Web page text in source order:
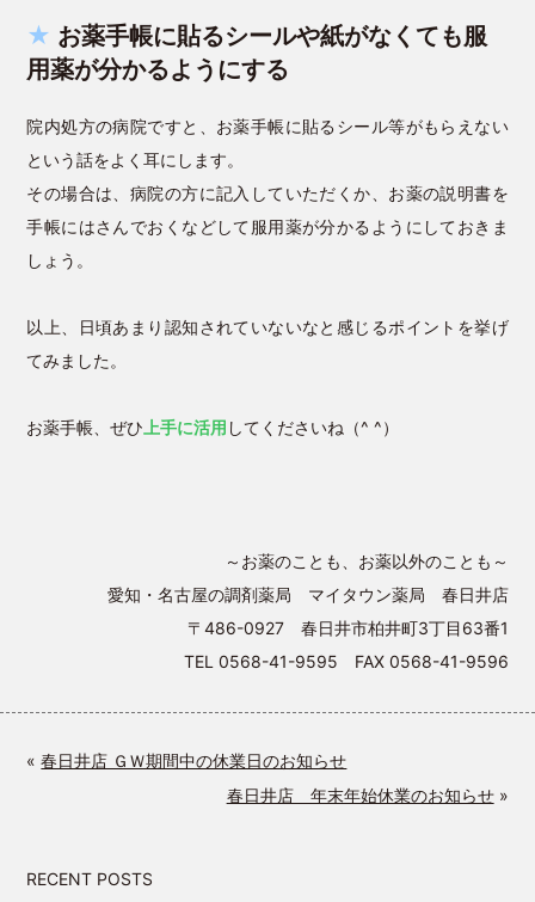
★ お薬手帳に貼るシールや紙がなくても服
用薬が分かるようにする
院内処方の病院ですと、お薬手帳に貼るシール等がもらえない
という話をよく耳にします。
その場合は、病院の方に記入していただくか、お薬の説明書を
手帳にはさんでおくなどして服用薬が分かるようにしておきま
しょう。
以上、日頃あまり認知されていないなと感じるポイントを挙げ
てみました。
お薬手帳、ぜひ 上手に活用 してくださいね（^ ^）
～お薬のことも、お薬以外のことも～
愛知・名古屋の調剤薬局 マイタウン薬局 春日井店
〒486-0927 春日井市柏井町3丁目63番1
TEL 0568-41-9595 FAX 0568-41-9596
« 春日井店 ＧＷ期間中の休業日のお知らせ
春日井店 年末年始休業のお知らせ »
RECENT POSTS